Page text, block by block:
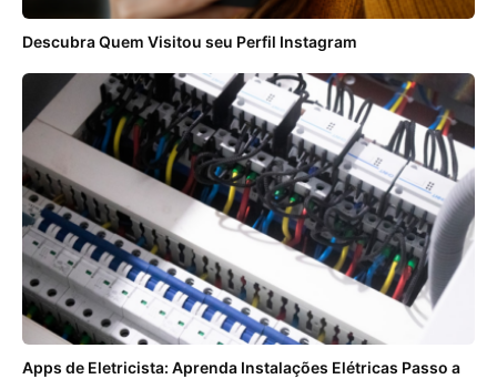
Descubra Quem Visitou seu Perfil Instagram
Apps de Eletricista: Aprenda Instalações Elétricas Passo a